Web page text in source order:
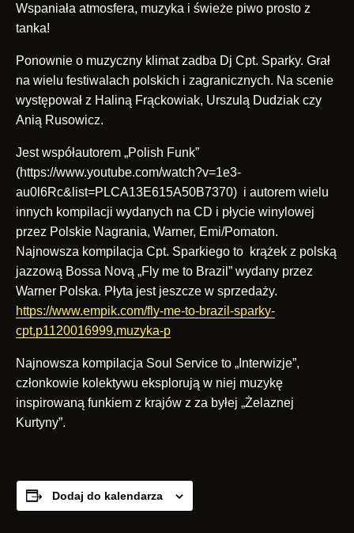
Wspaniała atmosfera, muzyka i świeże piwo prosto z
tanka!
Ponownie o muzyczny klimat zadba Dj Cpt. Sparky. Grał
na wielu festiwalach polskich i zagranicznych. Na scenie
występował z Haliną Frąckowiak, Urszulą Dudziak czy
Anią Rusowicz.
Jest współautorem „Polish Funk”
(https://www.youtube.com/watch?v=1e3-
au0l6Rc&list=PLCA13E615A50B7370) i autorem wielu
innych kompilacji wydanych na CD i płycie winylowej
przez Polskie Nagrania, Warner, Emi/Pomaton.
Najnowsza kompilacja Cpt. Sparkiego to krążek z polską
jazzową Bossa Novą „Fly me to Brazil” wydany przez
Warner Polska. Płyta jest jeszcze w sprzedaży.
https://www.empik.com/fly-me-to-brazil-sparky-
cpt,p1120016999,muzyka-p
Najnowsza kompilacja Soul Service to „Interwizje”,
członkowie kolektywu eksplorują w niej muzykę
inspirowaną funkiem z krajów z za byłej „Żelaznej
Kurtyny”.
Dodaj do kalendarza